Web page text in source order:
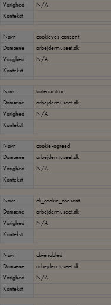
Varighed
N/A
Kontekst
Navn
cookieyes-consent
Domæne
arbejdermuseet.dk
Varighed
N/A
Kontekst
Navn
tarteaucitron
Domæne
arbejdermuseet.dk
Varighed
N/A
Kontekst
Navn
cookie-agreed
Domæne
arbejdermuseet.dk
Varighed
N/A
Kontekst
Navn
cli_cookie_consent
Domæne
arbejdermuseet.dk
Varighed
N/A
Kontekst
Navn
cb-enabled
Domæne
arbejdermuseet.dk
Varighed
N/A
Kontekst